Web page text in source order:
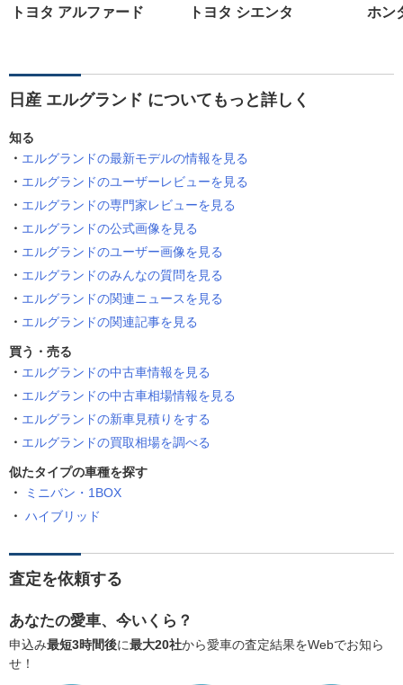
トヨタ アルファード トヨタ シエンタ ホン
日産 エルグランド についてもっと詳しく
知る
エルグランドの最新モデルの情報を見る
エルグランドのユーザーレビューを見る
エルグランドの専門家レビューを見る
エルグランドの公式画像を見る
エルグランドのユーザー画像を見る
エルグランドのみんなの質問を見る
エルグランドの関連ニュースを見る
エルグランドの関連記事を見る
買う・売る
エルグランドの中古車情報を見る
エルグランドの中古車相場情報を見る
エルグランドの新車見積りをする
エルグランドの買取相場を調べる
似たタイプの車種を探す
ミニバン・1BOX
ハイブリッド
査定を依頼する
あなたの愛車、今いくら？
申込み最短3時間後に最大20社から愛車の査定結果をWebでお知ら
せ！